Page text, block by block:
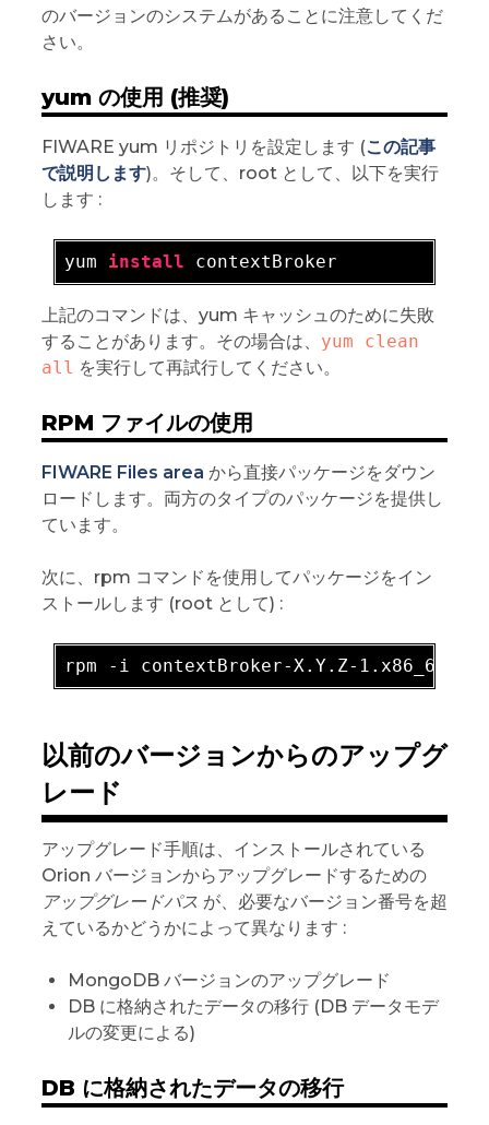
のバージョンのシステムがあることに注意してくだ
さい。
yum の使用 (推奨)
FIWARE yum リポジトリを設定します (この記事
で説明します)。そして、root として、以下を実行
します :
yum install
上記のコマンドは、yum キャッシュのために失敗
することがあります。その場合は、 yum clean
all を実行して再試行してください。
RPM ファイルの使用
FIWARE Files area から直接パッケージをダウン
ロードします。両方のタイプのパッケージを提供し
ています。
次に、rpm コマンドを使用してパッケージをイン
ストールします (root として) :
rpm - i contextBroker-X .Y.Z-1 .x86_64
以前のバージョンからのアップグ
レード
アップグレード手順は、インストールされている
Orion バージョンからアップグレードするための
アップグレードパス が、必要なバージョン番号を超
えているかどうかによって異なります :
MongoDB バージョンのアップグレード
DB に格納されたデータの移行 (DB データモデ
ルの変更による)
DB に格納されたデータの移行